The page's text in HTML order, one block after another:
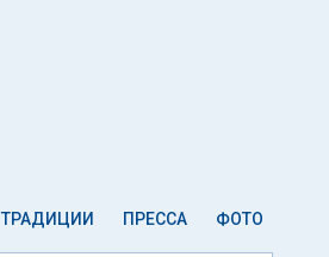
ТРАДИЦИИ ПРЕССА ФОТО